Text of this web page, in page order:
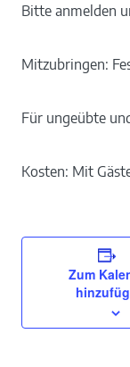
Bitte anmelden
Mitzubringen:
Für ungeübte
Kosten: Mit
Zum